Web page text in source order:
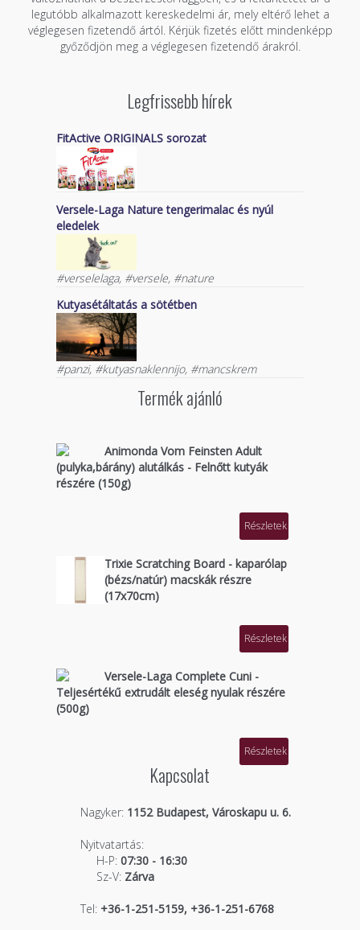
legutóbb alkalmazott kereskedelmi ár, mely eltérő lehet a
véglegesen fizetendő ártól. Kérjük fizetés előtt mindenképp
győződjön meg a véglegesen fizetendő árakról.
Legfrissebb hírek
FitActive ORIGINALS sorozat
Versele-Laga Nature tengerimalac és nyúl
eledelek
#verselelaga, #versele, #nature
Kutyasétáltatás a sötétben
#panzi, #kutyasnaklennijo, #mancskrem
Termék ajánló
Animonda Vom Feinsten Adult
(pulyka,bárány) alutálkás - Felnőtt kutyák
részére (150g)
Részletek
Trixie Scratching Board - kaparólap
(bézs/natúr) macskák részre
(17x70cm)
Részletek
Versele-Laga Complete Cuni -
Teljesértékű extrudált eleség nyulak részére
(500g)
Részletek
Kapcsolat
Nagyker:1152 Budapest, Városkapu u. 6.
Nyitvatartás:
H-P:07:30 - 16:30
Sz-V:Zárva
Tel:+36-1-251-5159, +36-1-251-6768